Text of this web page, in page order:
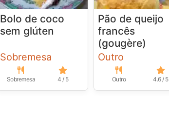
Bolo de coco
sem glúten
Sobremesa
Sobremesa 4 / 5
Pão de queijo
francês
(gougère)
Outro
Outro 4.6 / 5